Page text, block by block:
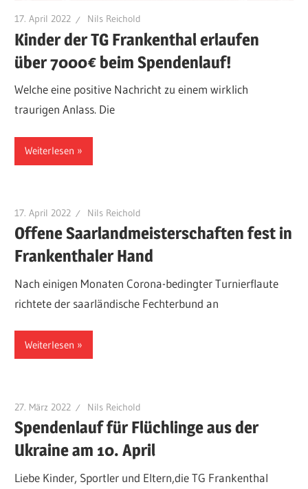
17. April 2022 Nils Reichold
Kinder der TG Frankenthal erlaufen
über 7000€ beim Spendenlauf!
Welche eine positive Nachricht zu einem wirklich
traurigen Anlass. Die
Weiterlesen
17. April 2022 Nils Reichold
Offene Saarlandmeisterschaften fest in
Frankenthaler Hand
Nach einigen Monaten Corona-bedingter Turnierflaute
richtete der saarländische Fechterbund an
Weiterlesen
27. März 2022 Nils Reichold
Spendenlauf für Flüchlinge aus der
Ukraine am 10. April
Liebe Kinder, Sportler und Eltern,die TG Frankenthal